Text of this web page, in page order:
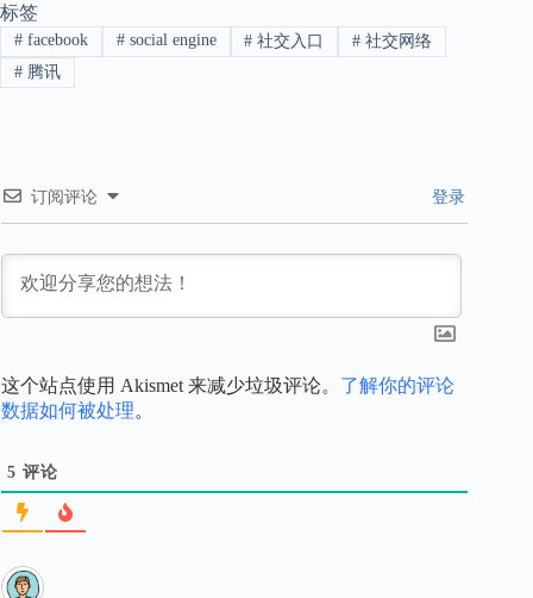
标签
#facebook #social engine # 社交入口 # 社交网络
#腾讯
订阅评论 登录
这个站点使用 Akismet 来减少垃圾评论。 了解你的评论
数据如何被处理。
5 评论